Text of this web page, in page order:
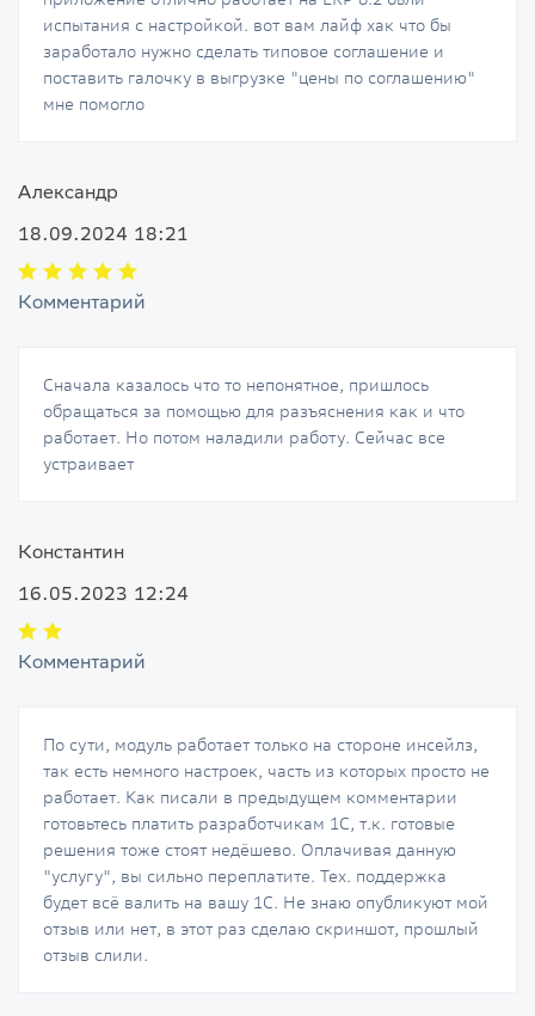
испытания с настройкой. вот вам лайф хак что бы
заработало нужно сделать типовое соглашение и
поставить галочку в выгрузке "цены по соглашению"
мне помогло
Александр
18.09.2024 18:21
Комментарий
Сначала казалось что то непонятное, пришлось
обращаться за помощью для разъяснения как и что
работает. Но потом наладили работу. Сейчас все
устраивает
Константин
16.05.2023 12:24
Комментарий
По сути, модуль работает только на стороне инсейлз,
так есть немного настроек, часть из которых просто не
работает. Как писали в предыдущем комментарии
готовьтесь платить разработчикам 1С, т.к. готовые
решения тоже стоят недёшево. Оплачивая данную
"услугу", вы сильно переплатите. Тех. поддержка
будет всё валить на вашу 1С. Не знаю опубликуют мой
отзыв или нет, в этот раз сделаю скриншот, прошлый
отзыв слили.